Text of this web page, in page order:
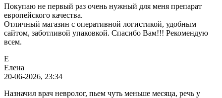
Покупаю не первый раз очень нужный для меня препарат
европейского качества.
Отличный магазин с оперативной логистикой, удобным
сайтом, заботливой упаковкой. Спасибо Вам!!! Рекомендую
всем.
Е
Елена
20-06-2026, 23:34
Назначил врач невролог, пьем чуть меньше месяца, речь у